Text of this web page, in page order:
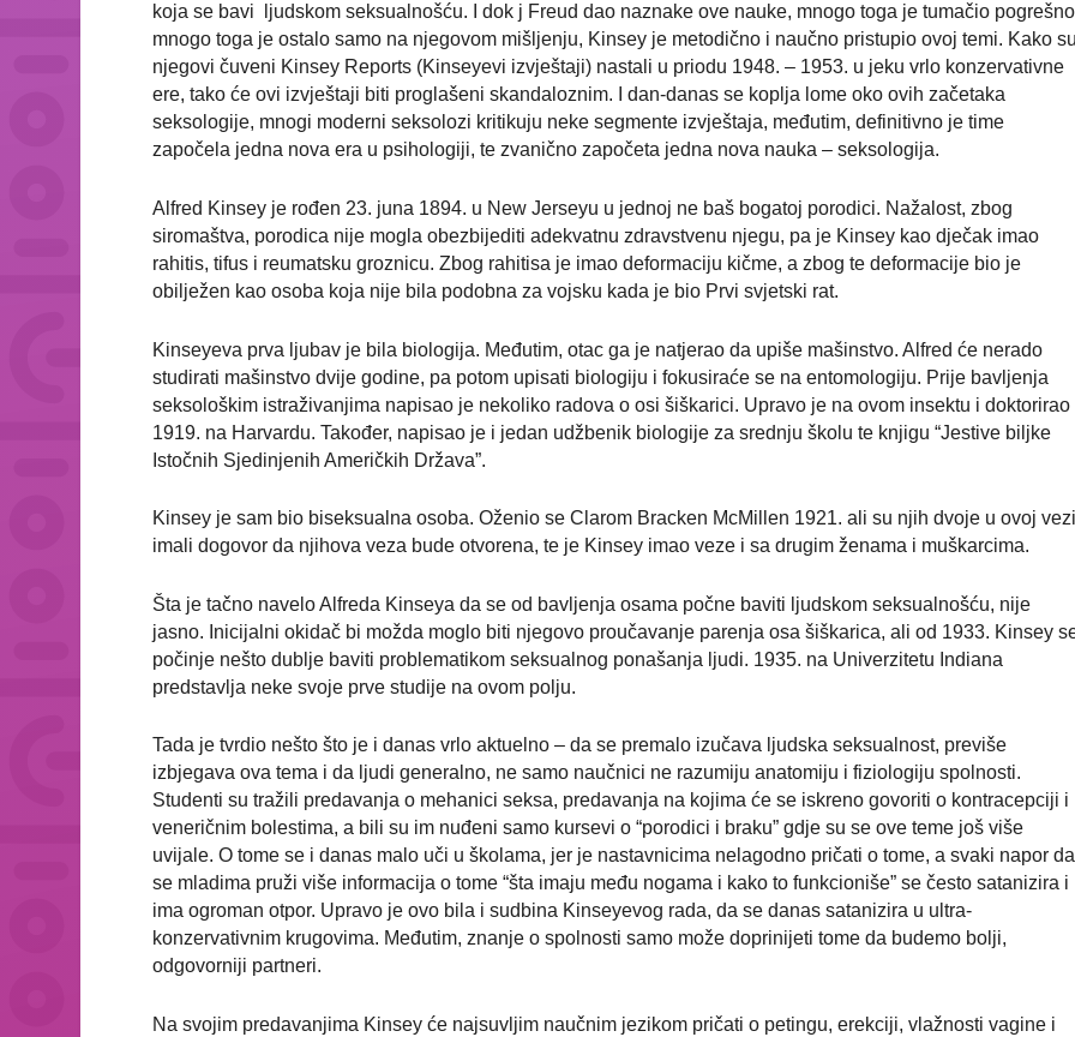
koja se bavi ljudskom seksualnošću. I dok j Freud dao naznake ove nauke, mnogo toga je tumačio
mnogo toga je ostalo samo na njegovom mišljenju, Kinsey je metodično i naučno pristupio ovoj temi. Kako
njegovi čuveni Kinsey Reports (Kinseyevi izvještaji) nastali u priodu 1948. – 1953. u jeku vrlo konzervativne
ere, tako će ovi izvještaji biti proglašeni skandaloznim. I dan-danas se koplja lome oko ovih začetaka
seksologije, mnogi moderni seksolozi kritikuju neke segmente izvještaja, međutim, definitivno je time
započela jedna nova era u psihologiji, te zvanično započeta jedna nova nauka – seksologija.
Alfred Kinsey je rođen 23. juna 1894. u New Jerseyu u jednoj ne baš bogatoj porodici. Nažalost, zbog
siromaštva, porodica nije mogla obezbijediti adekvatnu zdravstvenu njegu, pa je Kinsey kao dječak imao
rahitis, tifus i reumatsku groznicu. Zbog rahitisa je imao deformaciju kičme, a zbog te deformacije bio je
obilježen kao osoba koja nije bila podobna za vojsku kada je bio Prvi svjetski rat.
Kinseyeva prva ljubav je bila biologija. Međutim, otac ga je natjerao da upiše mašinstvo. Alfred će nerado
studirati mašinstvo dvije godine, pa potom upisati biologiju i fokusiraće se na entomologiju. Prije bavljenja
seksološkim istraživanjima napisao je nekoliko radova o osi šiškarici. Upravo je na ovom insektu i doktorirao
1919. na Harvardu. Također, napisao je i jedan udžbenik biologije za srednju školu te knjigu “Jestive biljke
Istočnih Sjedinjenih Američkih Država”.
Kinsey je sam bio biseksualna osoba. Oženio se Clarom Bracken McMillen 1921. ali su njih dvoje u ovoj
imali dogovor da njihova veza bude otvorena, te je Kinsey imao veze i sa drugim ženama i muškarcima.
Šta je tačno navelo Alfreda Kinseya da se od bavljenja osama počne baviti ljudskom seksualnošću, nije
jasno. Inicijalni okidač bi možda moglo biti njegovo proučavanje parenja osa šiškarica, ali od 1933. Kinsey
počinje nešto dublje baviti problematikom seksualnog ponašanja ljudi. 1935. na Univerzitetu Indiana
predstavlja neke svoje prve studije na ovom polju.
Tada je tvrdio nešto što je i danas vrlo aktuelno – da se premalo izučava ljudska seksualnost, previše
izbjegava ova tema i da ljudi generalno, ne samo naučnici ne razumiju anatomiju i fiziologiju spolnosti.
Studenti su tražili predavanja o mehanici seksa, predavanja na kojima će se iskreno govoriti o kontracepciji i
veneričnim bolestima, a bili su im nuđeni samo kursevi o “porodici i braku” gdje su se ove teme još više
uvijale. O tome se i danas malo uči u školama, jer je nastavnicima nelagodno pričati o tome, a svaki napor da
se mladima pruži više informacija o tome “šta imaju među nogama i kako to funkcioniše” se često satanizira i
ima ogroman otpor. Upravo je ovo bila i sudbina Kinseyevog rada, da se danas satanizira u ultra-
konzervativnim krugovima. Međutim, znanje o spolnosti samo može doprinijeti tome da budemo bolji,
odgovorniji partneri.
Na svojim predavanjima Kinsey će najsuvljim naučnim jezikom pričati o petingu, erekciji, vlažnosti vagine i